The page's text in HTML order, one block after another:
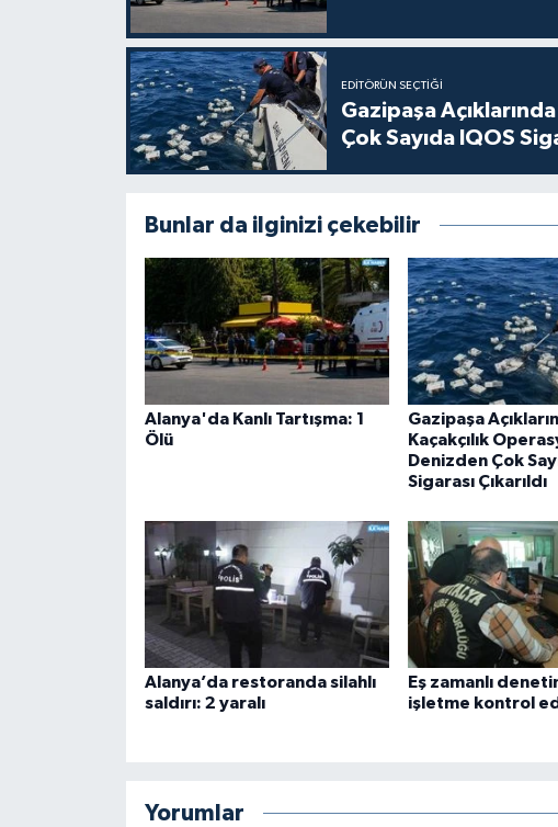
EDITÖRÜN SEÇTIĞI
Gazipaşa
Çok Sayıda IQOS
Bunlar da ilginizi çekebilir
Alanya'da Kanlı Tartışma: 1
Ölü
Gazipaşa
Kaçakçılık
Denizden Çok
Sigarası Çıkarıldı
Alanya’da restoranda silahlı
saldırı: 2 yaralı
Eş zamanlı
işletme kontrol
Yorumlar